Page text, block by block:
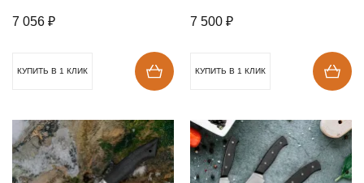
7 056 ₽
КУПИТЬ В 1 КЛИК
7 500 ₽
КУПИТЬ В 1 КЛИК